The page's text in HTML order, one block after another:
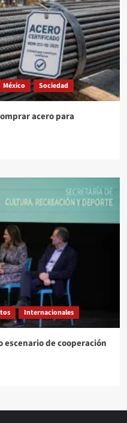
México Sociedad
acero para
Internacionales
escenario de cooperación